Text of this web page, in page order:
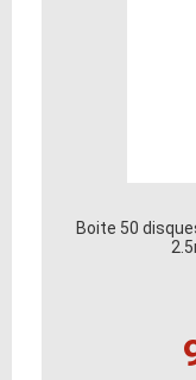
Boite 50